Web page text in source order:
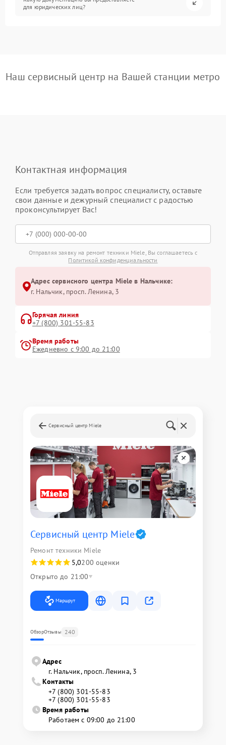
для юридических лиц?
Наш сервисный центр на Вашей станции метро
Контактная информация
Если требуется задать вопрос специалисту, оставьте
свои данные и дежурный специалист с радостью
проконсультирует Вас!
Отправляя заявку на ремонт техники Miele, Вы соглашаетесь с
Политикой конфиденциальности
Адрес сервисного центра Miele в Нальчике:
г. Нальчик, просп. Ленина, 3
Горячая линия
+7 (800) 301-55-83
Время работы
Ежедневно с 9:00 до 21:00
Сервисный центр Miele
Сервисный центр Miele
Ремонт техники Miele
5,0200 оценки
Открыто до 21:00
Маршрут
ОбзорОтзывы 240
Адрес
г. Нальчик, просп. Ленина, 3
Контакты
+7 (800) 301-55-83
+7 (800) 301-55-83
Время работы
Работаем с 09:00 до 21:00